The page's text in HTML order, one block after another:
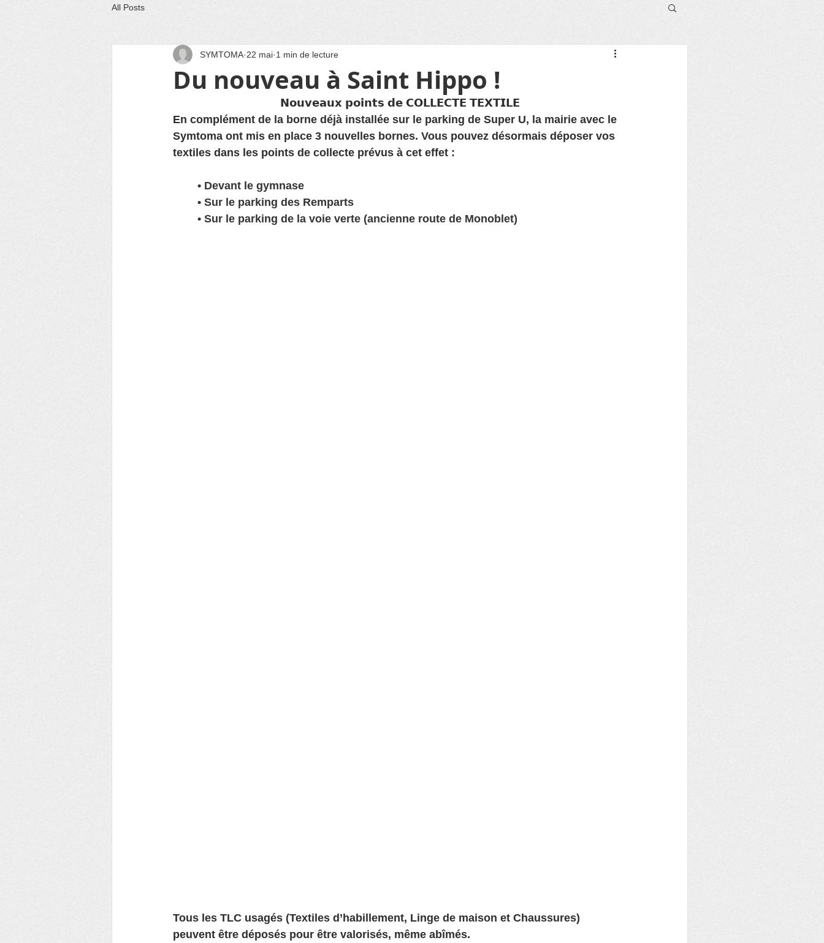
All Posts
Du nouveau à Saint Hippo !
SYMTOMA 22 mai 1 min de lecture
𝗡𝗼𝘂𝘃𝗲𝗮𝘂𝘅 𝗽𝗼𝗶𝗻𝘁𝘀 𝗱𝗲 𝗖𝗢𝗟𝗟𝗘𝗖𝗧𝗘 𝗧𝗘𝗫𝗧𝗜𝗟𝗘
En complément de la borne déjà installée sur le parking de Super U, la mairie avec le
Symtoma ont mis en place 3 nouvelles bornes. Vous pouvez désormais déposer vos
textiles dans les points de collecte prévus à cet effet :
	• Devant le gymnase
	• Sur le parking des Remparts
	• Sur le parking de la voie verte (ancienne route de Monoblet)
Tous les TLC usagés (Textiles d’habillement, Linge de maison et Chaussures)
peuvent être déposés pour être valorisés, même abîmés.